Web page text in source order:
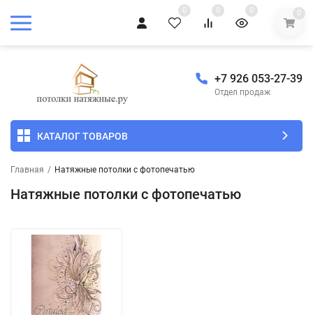
0 0 0 0
+7 926 053-27-39
Отдел продаж
КАТАЛОГ ТОВАРОВ
Главная / Натяжные потолки с фотопечатью
Натяжные потолки с фотопечатью